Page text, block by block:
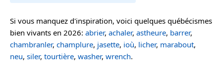
Si vous manquez d'inspiration, voici quelques québécismes
bien vivants en 2026: abrier, achaler, astheure, barrer,
chambranler, champlure, jasette, ioù, licher, marabout,
neu, siler, tourtière, washer, wrench.